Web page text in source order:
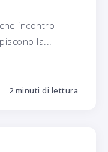
incontro
la...
2 minuti di lettura